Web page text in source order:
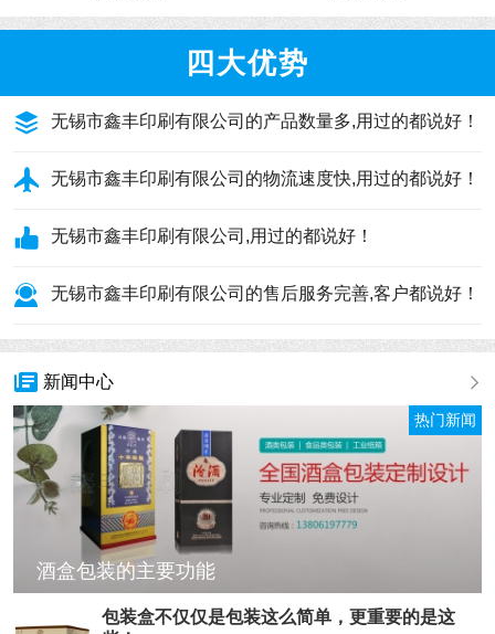
四大优势
无锡市鑫丰印刷有限公司的产品数量多,用过的都说好！
无锡市鑫丰印刷有限公司的物流速度快,用过的都说好！
无锡市鑫丰印刷有限公司,用过的都说好！
无锡市鑫丰印刷有限公司的售后服务完善,客户都说好！
新闻中心
酒盒包装的主要功能
热门新闻
包装盒不仅仅是包装这么简单，更重要的是这